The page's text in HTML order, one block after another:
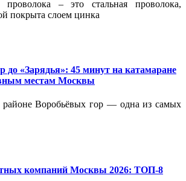
проволока – это стальная проволока,
покрыта слоем цинка
до «Зарядья»: 45 минут на катамаране
местам Москвы
районе Воробьёвых гор — одна из самых
компаний Москвы 2026: ТОП-8